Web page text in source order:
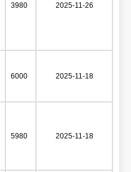
3980 2025-11-26
6000 2025-11-18
5980 2025-11-18